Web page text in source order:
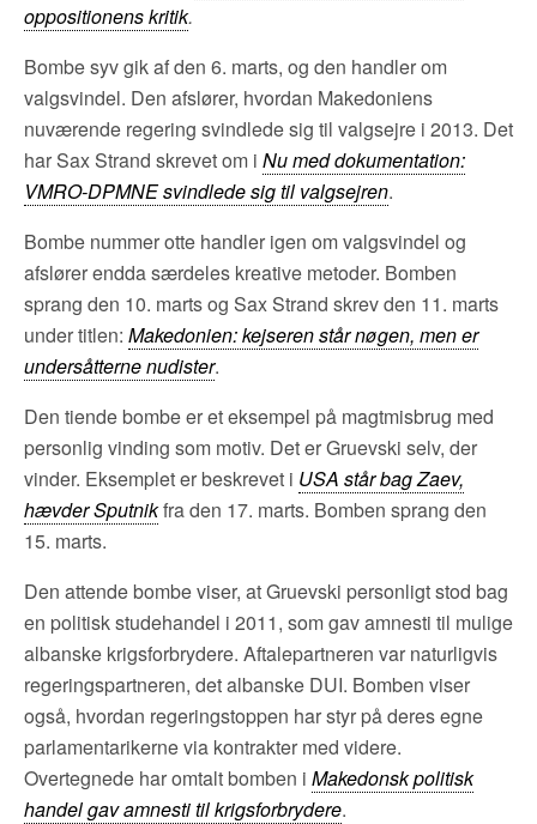
oppositionens kritik.
Bombe syv gik af den 6. marts, og den handler om
valgsvindel. Den afslører, hvordan Makedoniens
nuværende regering svindlede sig til valgsejre i 2013. Det
har Sax Strand skrevet om i Nu med dokumentation:
VMRO-DPMNE svindlede sig til valgsejren.
Bombe nummer otte handler igen om valgsvindel og
afslører endda særdeles kreative metoder. Bomben
sprang den 10. marts og Sax Strand skrev den 11. marts
under titlen: Makedonien: kejseren står nøgen, men er
undersåtterne nudister.
Den tiende bombe er et eksempel på magtmisbrug med
personlig vinding som motiv. Det er Gruevski selv, der
vinder. Eksemplet er beskrevet i USA står bag Zaev,
hævder Sputnikfra den 17. marts. Bomben sprang den
15. marts.
Den attende bombe viser, at Gruevski personligt stod bag
en politisk studehandel i 2011, som gav amnesti til mulige
albanske krigsforbrydere. Aftalepartneren var naturligvis
regeringspartneren, det albanske DUI. Bomben viser
også, hvordan regeringstoppen har styr på deres egne
parlamentarikerne via kontrakter med videre.
Overtegnede har omtalt bomben i Makedonsk politisk
handel gav amnesti til krigsforbrydere.